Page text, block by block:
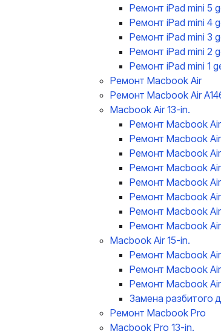
Ремонт iPad mini 5
Ремонт iPad mini 4
Ремонт iPad mini 3
Ремонт iPad mini 2
Ремонт iPad mini 1
Ремонт Macbook Air
Ремонт Macbook Air
Macbook Air 13-in.
Ремонт Macbook
Ремонт Macbook Air
Ремонт Macbook
Ремонт Macbook
Ремонт Macbook
Ремонт Macbook Air
Ремонт Macbook
Ремонт Macbook
Macbook Air 15-in.
Ремонт Macbook Air
Ремонт Macbook Air
Ремонт Macbook
Замена разбитого
Ремонт Macbook Pro
Macbook Pro 13-in.